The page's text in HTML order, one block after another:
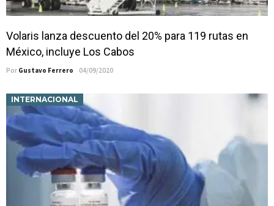
Volaris lanza descuento del 20% para 119 rutas en
México, incluye Los Cabos
Por Gustavo Ferrero 04/09/2020
INTERNACIONAL